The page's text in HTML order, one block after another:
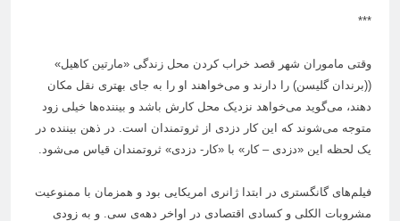
***
وقتی ماموران شهر قصد خراب کردن محل زندگی «مارتین کاهیل»
((برندان گلیسن) را دارند و می‌خواهند او را به جای بهتری نقل مکان
دهند، می‌گوید می‌خواهد نزدیک محل کارش باشد و بیننده‌ها خیلی زود
متوجه می‌شوند که این کار دزدی از ثروتمندان است. در ذهن بیننده در
یک لحظه این «دزدی – کار» با «کار- دزدی» ثروتمندان قیاس می‌شود.
فیلم‌های گانگستری در ابتدا ژانری امریکایی بود و همزمان با ممنوعیت
مشروبات الکلی و کسادی اقتصادی در اواخر دهه‌ی سی. و به زودی